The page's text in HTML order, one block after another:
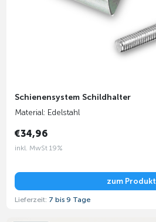
Schienensystem Schildhalter
Material: Edelstahl
€34,96
inkl. MwSt 19%
zum Produkt
Lieferzeit: 7 bis 9 Tage